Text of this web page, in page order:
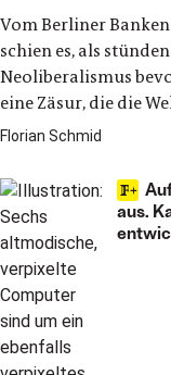
Vom Berliner
schien es, als
Neoliberalismus
eine Zäsur, die die
Florian Schmid
aus.